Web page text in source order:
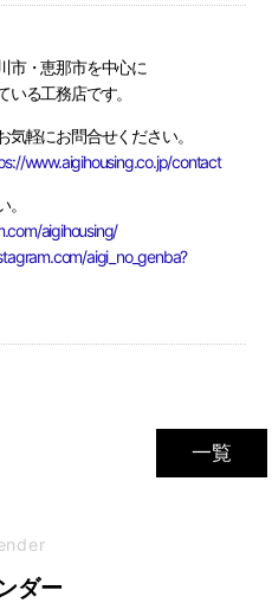
市・恵那市を中心に
る工務店です。
軽にお問合せください。
www.aigihousing.co.jp/contact
aigihousing/
aigi_no_genba?
一覧
ダー